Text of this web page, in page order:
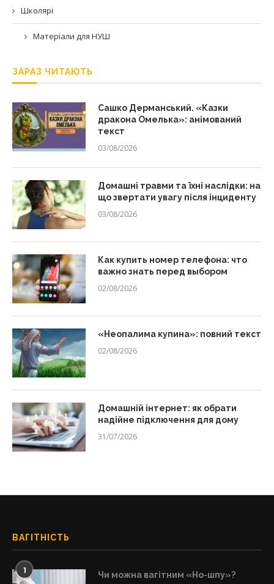
Школярі
Матеріали для НУШ
ЗАРАЗ ЧИТАЮТЬ
Сашко Дерманський. «Казки
дракона Омелька»: анімований
текст
03/08/2026
Домашні травми та їхні наслідки: на
що звертати увагу після інциденту
03/08/2026
Как купить номер телефона: что
важно знать перед выбором
02/08/2026
«Неопалима купина»: повний текст
02/08/2026
Домашній інтернет: як обрати
надійне підключення для дому
31/07/2026
ВАГІТНІСТЬ
1 Чи можна вагітним «Но-шпу»?